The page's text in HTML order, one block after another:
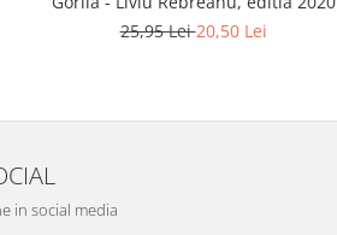
25,95 Lei20,50 Lei
in social media